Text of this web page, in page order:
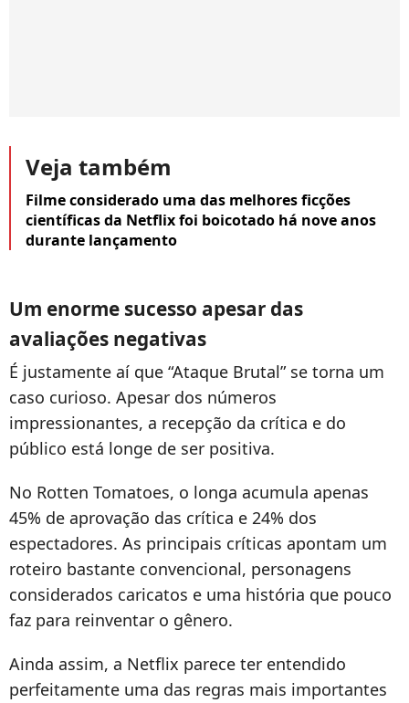
Veja também
Filme considerado uma das melhores ficções
científicas da Netflix foi boicotado há nove anos
durante lançamento
Um enorme sucesso apesar das
avaliações negativas
É justamente aí que “Ataque Brutal” se torna um
caso curioso. Apesar dos números
impressionantes, a recepção da crítica e do
público está longe de ser positiva.
No Rotten Tomatoes, o longa acumula apenas
45% de aprovação das crítica e 24% dos
espectadores. As principais críticas apontam um
roteiro bastante convencional, personagens
considerados caricatos e uma história que pouco
faz para reinventar o gênero.
Ainda assim, a Netflix parece ter entendido
perfeitamente uma das regras mais importantes